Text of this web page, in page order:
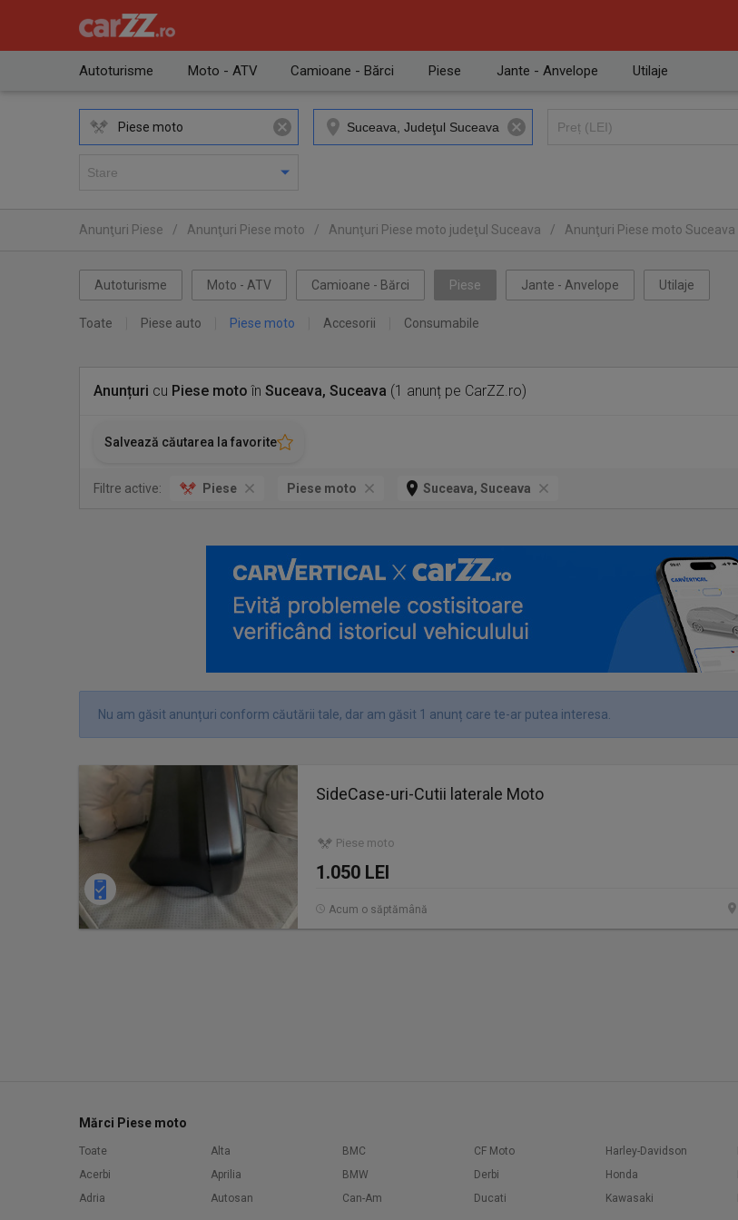
Autoturisme Moto - ATV Camioane - Bărci Piese Jante - Anvelope Utilaje
Piese moto
Anunţuri Piese / Anunţuri Piese moto / Anunţuri Piese moto judeţul Suceava / Anunţuri Piese moto Suceava
Autoturisme Moto - ATV Camioane - Bărci Piese Jante - Anvelope Utilaje
Toate Piese auto Piese moto Accesorii Consumabile
Anunțuri cu Piese moto în Suceava, Suceava (1 anunț pe CarZZ.ro)
Salvează căutarea la favorite
Filtre active: Piese Piese moto Suceava, Suceava
Nu am găsit anunțuri conform căutării tale, dar am găsit 1 anunț care te-ar putea interesa.
SideCase-uri-Cutii laterale Moto
Piese moto
1.050 LEI
Acum o săptămână
Mărci Piese moto
Toate
Acerbi
Adria
Alta
Aprilia
Autosan
BMC
BMW
Can-Am
CF Moto
Derbi
Ducati
Harley-Davidson
Honda
Kawasaki